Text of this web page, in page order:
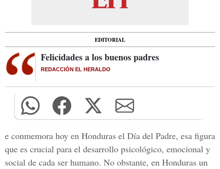
EDITORIAL
Felicidades a los buenos padres
REDACCIÓN EL HERALDO
e conmemora hoy en Honduras el Día del Padre, esa figura
que es crucial para el desarrollo psicológico, emocional y
social de cada ser humano. No obstante, en Honduras un